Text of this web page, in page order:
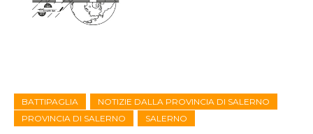
BATTIPAGLIA
NOTIZIE DALLA PROVINCIA DI SALERNO
PROVINCIA DI SALERNO
SALERNO